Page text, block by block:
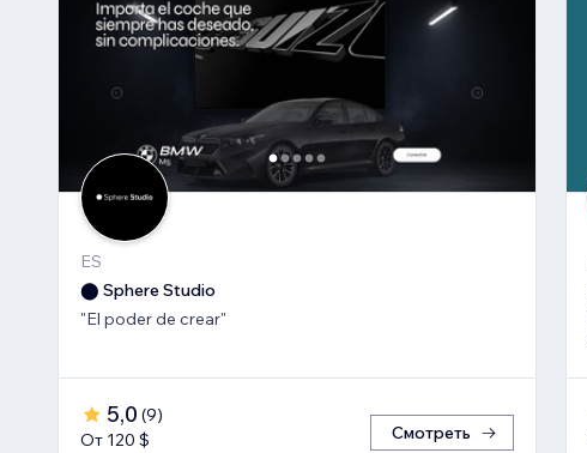
ES
⬤ Sphere Studio
"El poder de crear"
5,0 (9)
От 120 $
Смотреть